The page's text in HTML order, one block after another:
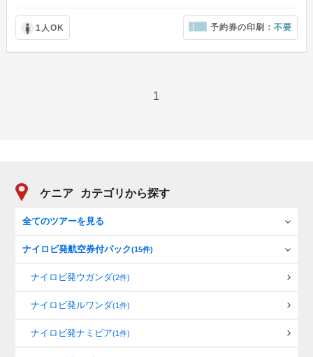
1人OK 予約券の印刷：不要
1
ケニア カテゴリから探す
全てのツアーを見る
ナイロビ発航空券付パック(15件)
ナイロビ発ウガンダ(2件)
ナイロビ発ルワンダ(1件)
ナイロビ発ナミビア(1件)